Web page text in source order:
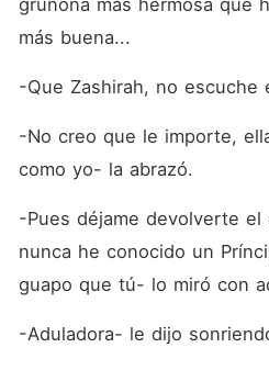
gruñona más hermosa que
más buena...
-Que Zashirah, no escuche
-No creo que le importe,
como yo- la abrazó.
-Pues déjame devolverte el
nunca he conocido un
guapo que tú- lo miró con
-Aduladora- le dijo